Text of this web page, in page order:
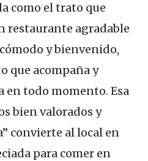
como el trato que
restaurante agradable
y bienvenido,
que acompaña y
en todo momento. Esa
bien valorados y
convierte al local en
para comer en